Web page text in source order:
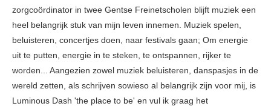
zorgcoördinator in twee Gentse Freinetscholen blijft muziek een
heel belangrijk stuk van mijn leven innemen. Muziek spelen,
beluisteren, concertjes doen, naar festivals gaan; Om energie
uit te putten, energie in te steken, te ontspannen, rijker te
worden... Aangezien zowel muziek beluisteren, danspasjes in de
wereld zetten, als schrijven sowieso al belangrijk zijn voor mij, is
Luminous Dash 'the place to be' en vul ik graag het